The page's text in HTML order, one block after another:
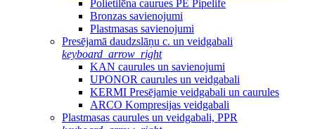
Polietilēna caurues PE Pipelife
Bronzas savienojumi
Plastmasas savienojumi
Presējamā daudzslāņu c. un veidgabali
keyboard_arrow_right
KAN caurules un savienojumi
UPONOR caurules un veidgabali
KERMI Presējamie veidgabali un caurules
ARCO Kompresijas veidgabali
Plastmasas caurules un veidgabali, PPR